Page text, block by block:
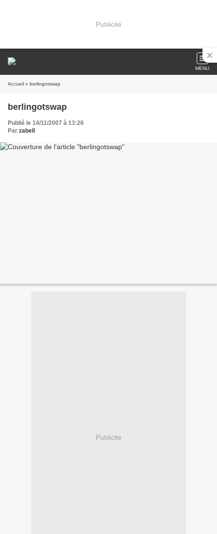
Publicité
MENU
Accueil » berlingotswap
berlingotswap
Publié le 14/11/2007 à 13:26
Par zabell
Publicité